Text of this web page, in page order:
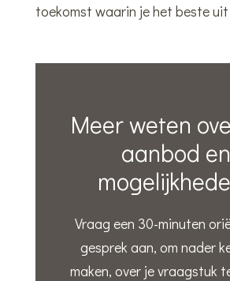
toekomst waarin je het beste
Meer weten
aanbod en
Vraag een 30-minuten
gesprek aan, om nader
maken, over je vraagstuk